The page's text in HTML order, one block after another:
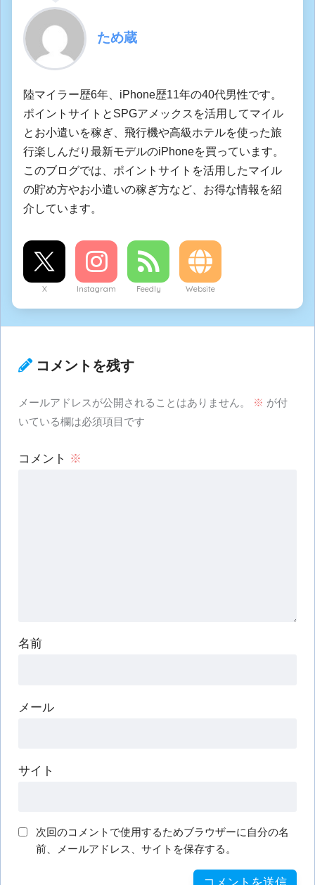
ため蔵
陸マイラー歴6年、iPhone歴11年の40代男性です。
ポイントサイトとSPGアメックスを活用してマイル
とお小遣いを稼ぎ、飛行機や高級ホテルを使った旅
行楽しんだり最新モデルのiPhoneを買っています。
このブログでは、ポイントサイトを活用したマイル
の貯め方やお小遣いの稼ぎ方など、お得な情報を紹
介しています。
X Instagram Feedly Website
コメントを残す
メールアドレスが公開されることはありません。 ※ が付
いている欄は必須項目です
コメント ※
名前
メール
サイト
次回のコメントで使用するためブラウザーに自分の名
前、メールアドレス、サイトを保存する。